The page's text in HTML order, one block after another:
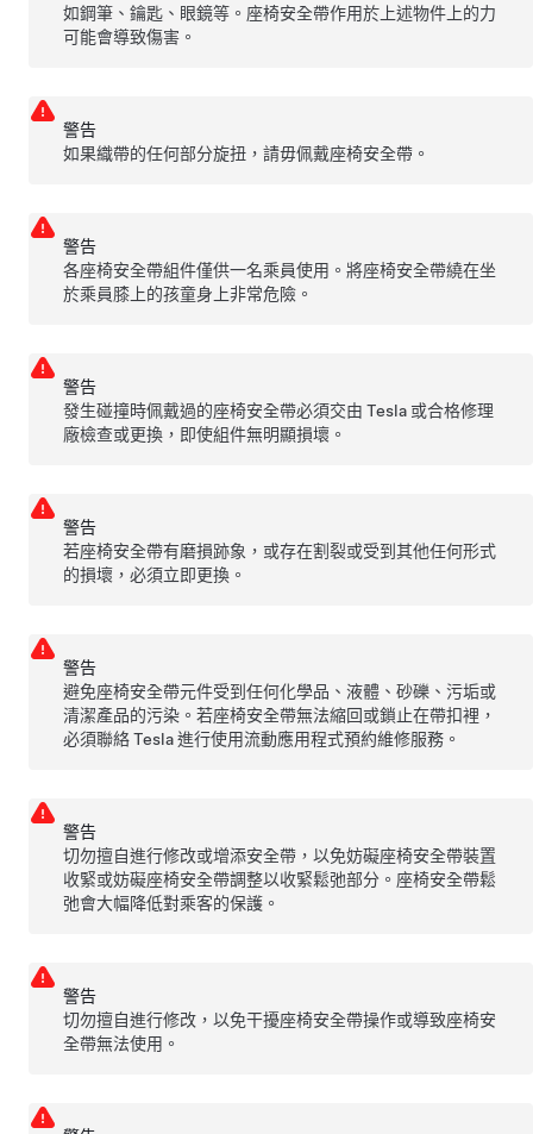
如鋼筆、鑰匙、眼鏡等。座椅安全帶作用於上述物件上的力
可能會導致傷害。
警告
如果織帶的任何部分旋扭，請毋佩戴座椅安全帶。
警告
各座椅安全帶組件僅供一名乘員使用。將座椅安全帶繞在坐
於乘員膝上的孩童身上非常危險。
警告
發生碰撞時佩戴過的座椅安全帶必須交由 Tesla 或合格修理
廠檢查或更換，即使組件無明顯損壞。
警告
若座椅安全帶有磨損跡象，或存在割裂或受到其他任何形式
的損壞，必須立即更換。
警告
避免座椅安全帶元件受到任何化學品、液體、砂礫、污垢或
清潔產品的污染。若座椅安全帶無法縮回或鎖止在帶扣裡，
必須聯絡 Tesla 進行使用流動應用程式預約維修服務。
警告
切勿擅自進行修改或增添安全帶，以免妨礙座椅安全帶裝置
收緊或妨礙座椅安全帶調整以收緊鬆弛部分。座椅安全帶鬆
弛會大幅降低對乘客的保護。
警告
切勿擅自進行修改，以免干擾座椅安全帶操作或導致座椅安
全帶無法使用。